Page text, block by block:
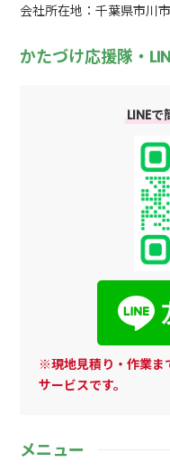
会社所在地：千葉県市川
かたづけ応援隊・
LINEで
※現地見積り・作業ま
サービスです。
メニュー